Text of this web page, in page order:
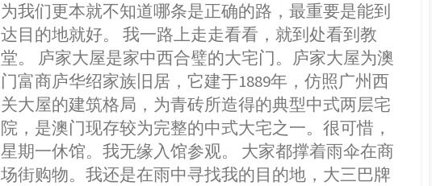
为我们更本就不知道哪条是正确的路，最重要是能到
达目的地就好。 我一路上走走看看，就到处看到教
堂。 庐家大屋是家中西合璧的大宅门。庐家大屋为澳
门富商庐华绍家族旧居，它建于1889年，仿照广州西
关大屋的建筑格局，为青砖所造得的典型中式两层宅
院，是澳门现存较为完整的中式大宅之一。很可惜，
星期一休馆。我无缘入馆参观。 大家都撑着雨伞在商
场街购物。我还是在雨中寻找我的目的地，大三巴牌